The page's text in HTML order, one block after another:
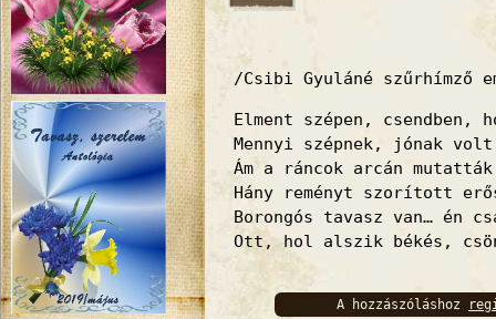
/Csibi Gyuláné szűrhímző
Elment szépen, csendben,
Mennyi szépnek, jónak
Ám a ráncok arcán
Hány reményt szorított
Borongós tavasz van… én
Ott, hol alszik békés,
A hozzászóláshoz